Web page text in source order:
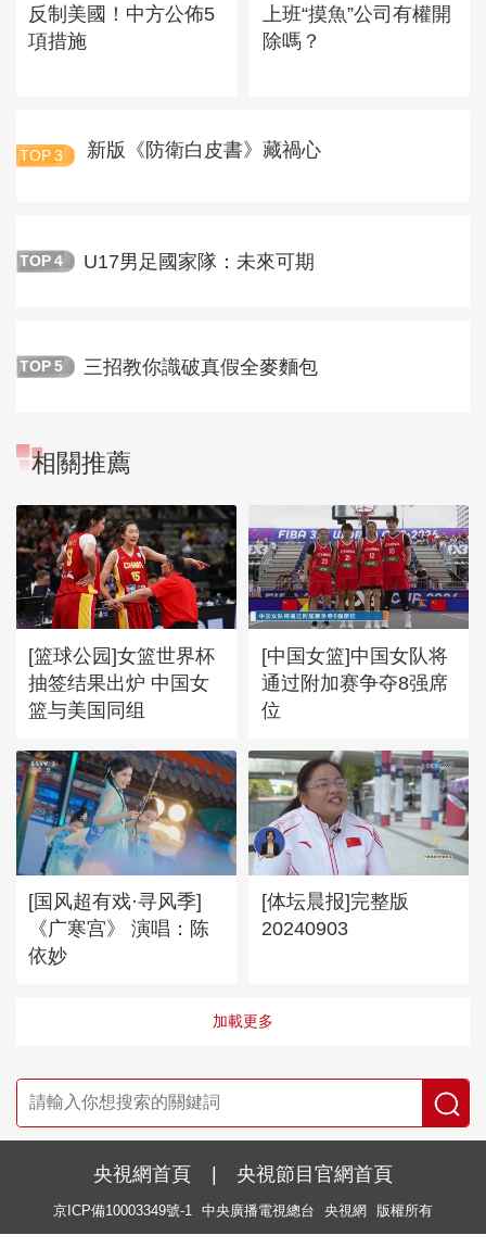
反制美國！中方公佈5
項措施
上班“摸魚”公司有權開
除嗎？
TOP 3 新版《防衛白皮書》藏禍心
TOP 4 U17男足國家隊：未來可期
TOP 5 三招教你識破真假全麥麵包
相關推薦
[篮球公园]女篮世界杯
抽签结果出炉 中国女
篮与美国同组
[中国女篮]中国女队将
通过附加赛争夺8强席
位
[国风超有戏·寻风季]
《广寒宫》 演唱：陈
依妙
[体坛晨报]完整版
20240903
加載更多
央視網首頁 | 央視節目官網首頁
京ICP備10003349號-1 中央廣播電視總台 央視網 版權所有